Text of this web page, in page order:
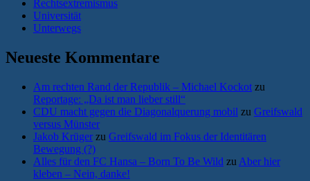
Rechtsextremismus
Universität
Unterwegs
Neueste Kommentare
Am rechten Rand der Republik – Michael Kockot zu
Reportage: „Da ist man lieber still“
CDU macht gegen die Diagonalquerung mobil zu Greifswald
versus Münster
Jakob Krüger zu Greifswald im Fokus der Identitären
Bewegung (?)
Alles für den FC Hansa – Born To Be Wild zu Aber hier
kleben – Nein, danke!